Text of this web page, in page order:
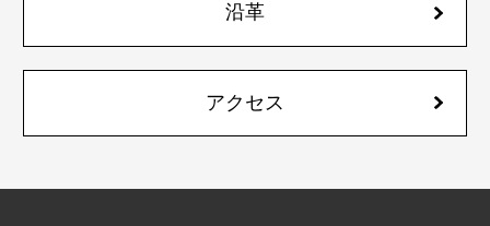
沿革
アクセス